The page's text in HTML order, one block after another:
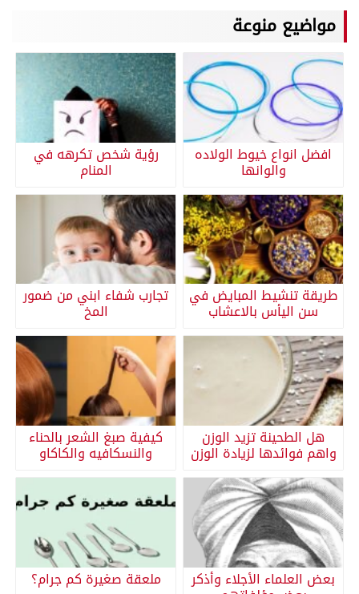
مواضيع منوعة
افضل انواع خيوط الولاده
والوانها
رؤية شخص تكرهه في
المنام
طريقة تنشيط المبايض في
سن اليأس بالاعشاب
تجارب شفاء ابني من ضمور
المخ
هل الطحينة تزيد الوزن
واهم فوائدها لزيادة الوزن
كيفية صبغ الشعر بالحناء
والنسكافيه والكاكاو
بعض العلماء الأجلاء وأذكر ملعقة صغيرة كم جرام؟